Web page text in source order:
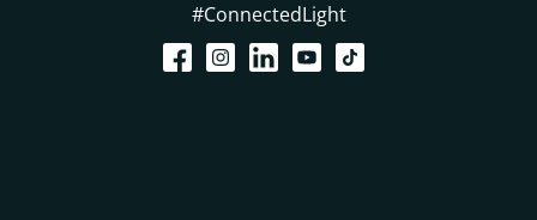
#ConnectedLight